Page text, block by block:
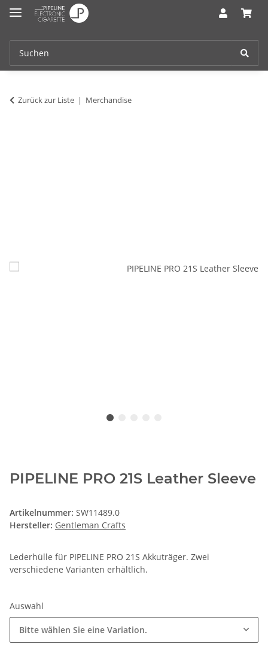
Zurück zur Liste Merchandise
PIPELINE PRO 21S Leather Sleeve
Artikelnummer: SW11489.0
Hersteller: Gentleman Crafts
Lederhülle für PIPELINE PRO 21S Akkuträger. Zwei
verschiedene Varianten erhältlich.
Auswahl
Bitte wählen Sie eine Variation.